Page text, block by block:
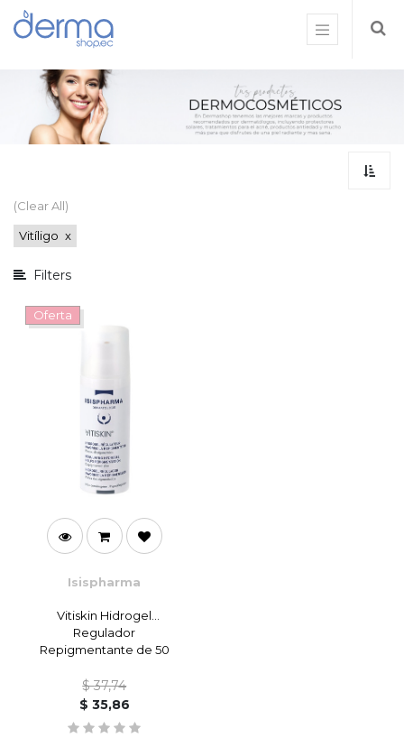
(Clear All)
Vitíligo x
Filters
Mostrar
opciones
Mostrar
categorías
Oferta
Isispharma
Vitiskin Hidrogel
Regulador
Repigmentante de 50
$37,74
$ 35,86